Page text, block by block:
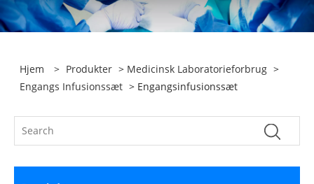
Hjem > Produkter > Medicinsk Laboratorieforbrug >
Engangs Infusionssæt > Engangsinfusionssæt